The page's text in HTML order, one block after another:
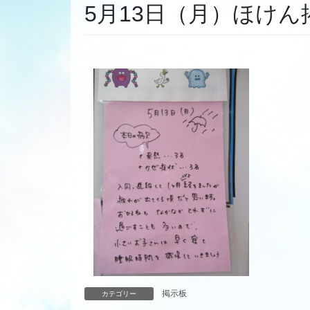
5月13日（月）ほけん
カテゴリー 掲示板